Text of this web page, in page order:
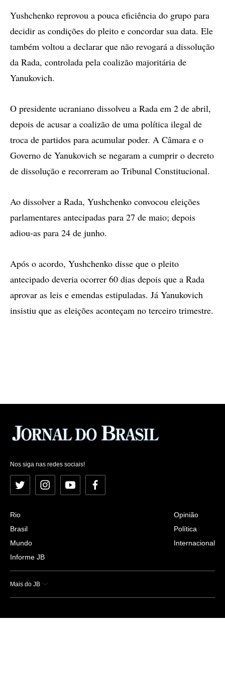
Yushchenko reprovou a pouca eficiência do grupo para
decidir as condições do pleito e concordar sua data. Ele
também voltou a declarar que não revogará a dissolução
da Rada, controlada pela coalizão majoritária de
Yanukovich.
O presidente ucraniano dissolveu a Rada em 2 de abril,
depois de acusar a coalizão de uma política ilegal de
troca de partidos para acumular poder. A Câmara e o
Governo de Yanukovich se negaram a cumprir o decreto
de dissolução e recorreram ao Tribunal Constitucional.
Ao dissolver a Rada, Yushchenko convocou eleições
parlamentares antecipadas para 27 de maio; depois
adiou-as para 24 de junho.
Após o acordo, Yushchenko disse que o pleito
antecipado deveria ocorrer 60 dias depois que a Rada
aprovar as leis e emendas estipuladas. Já Yanukovich
insistiu que as eleições aconteçam no terceiro trimestre.
Nos siga nas redes sociais!
Twitter InstagramYouTubeFacebook
Rio
Brasil
Mundo
Informe JB
Opinião
Política
Internacional
Mais do JB
Esportes